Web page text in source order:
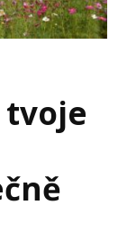
tvoje